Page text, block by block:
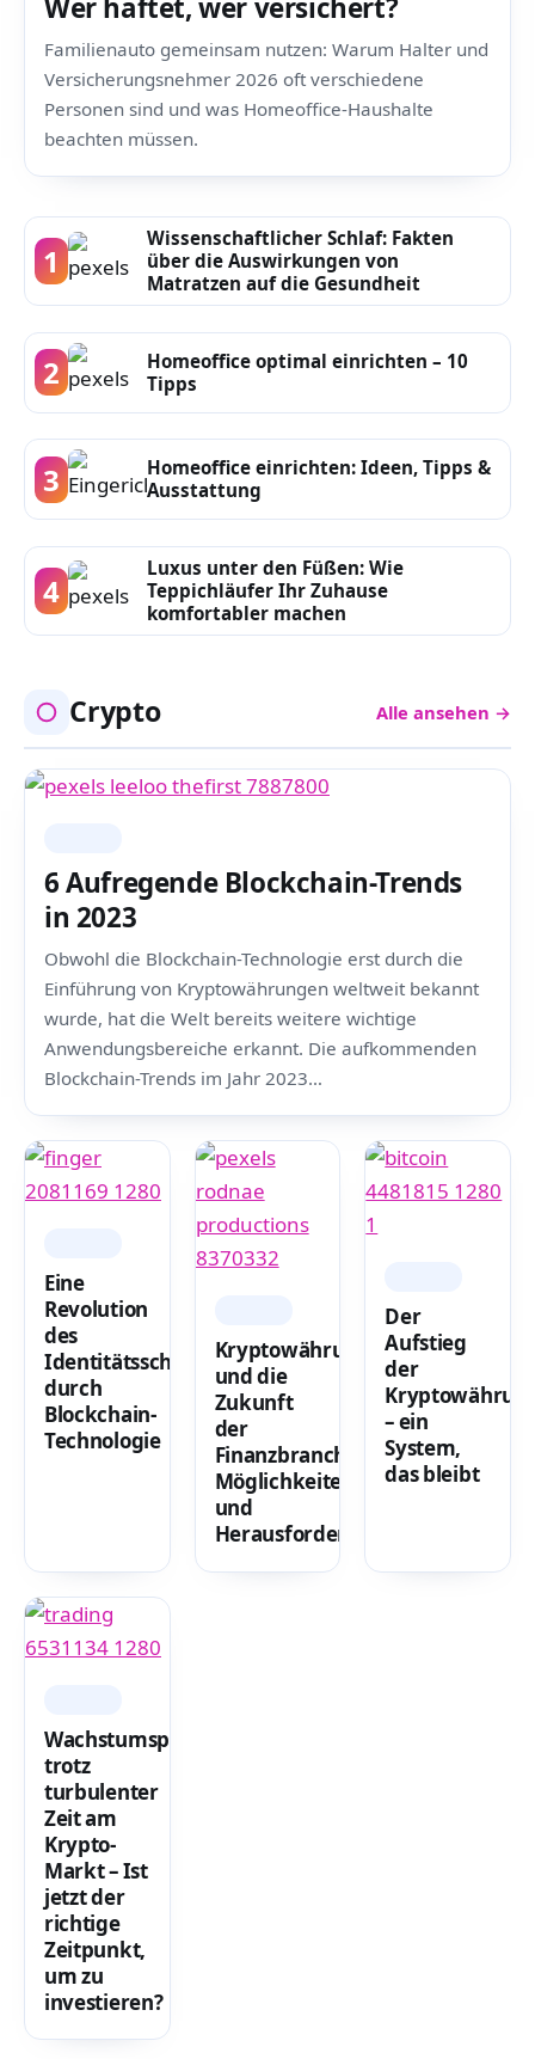
Wer haftet, wer versichert?
Familienauto gemeinsam nutzen: Warum Halter und
Versicherungsnehmer 2026 oft verschiedene
Personen sind und was Homeoffice-Haushalte
beachten müssen.
1
Wissenschaftlicher Schlaf: Fakten
über die Auswirkungen von
Matratzen auf die Gesundheit
2
Homeoffice optimal einrichten – 10
Tipps
3
Homeoffice einrichten: Ideen, Tipps &
Ausstattung
4
Luxus unter den Füßen: Wie
Teppichläufer Ihr Zuhause
komfortabler machen
Crypto Alle ansehen →
6 Aufregende Blockchain-Trends
in 2023
Obwohl die Blockchain-Technologie erst durch die
Einführung von Kryptowährungen weltweit bekannt
wurde, hat die Welt bereits weitere wichtige
Anwendungsbereiche erkannt. Die aufkommenden
Blockchain-Trends im Jahr 2023…
Eine
Revolution
des
Identitätsschutzes
durch
Blockchain-
Technologie
Kryptowährungen
und die
Zukunft
der
Finanzbranche:
Möglichkeiten
und
Herausforderungen
Der
Aufstieg
der
– ein
System,
das bleibt
Wachstumspotenzial
trotz
turbulenter
Zeit am
Krypto-
Markt – Ist
jetzt der
richtige
Zeitpunkt,
um zu
investieren?